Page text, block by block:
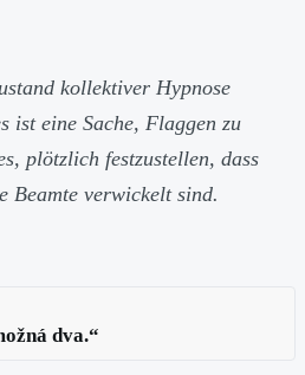
kollektiver Hypnose
ist eine Sache, Flaggen zu
plötzlich festzustellen, dass
Beamte verwickelt sind.
dva.“